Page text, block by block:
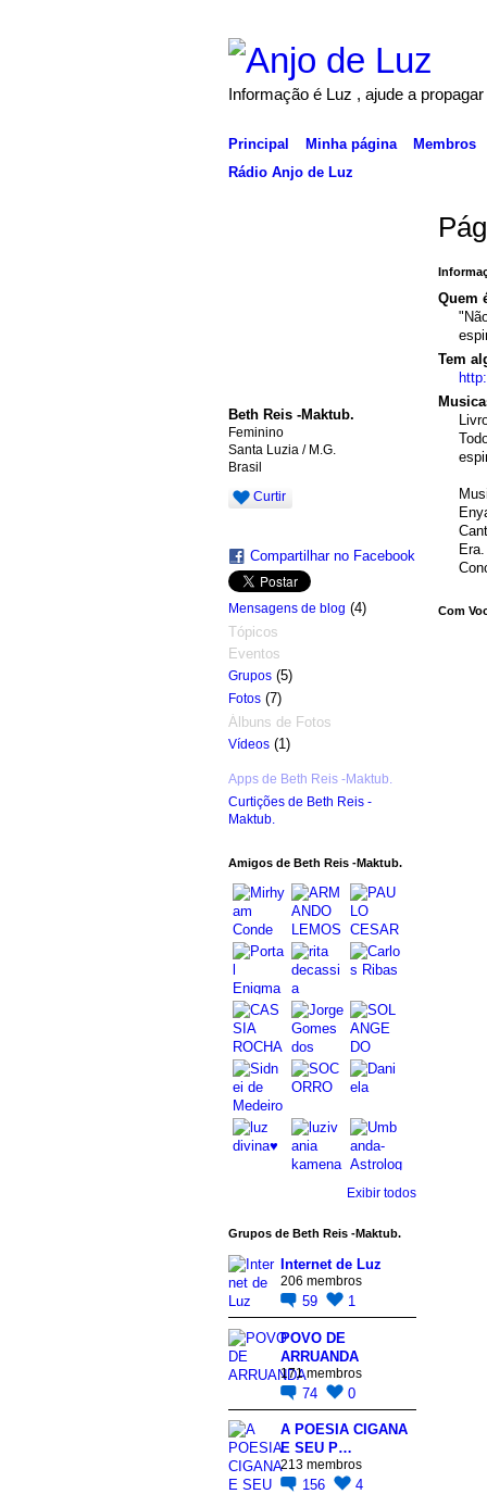
Informação é Luz , ajude a propagar
Principal Minha página
Membros
Rádio Anjo de Luz
Beth Reis -Maktub.
Feminino
Santa Luzia / M.G.
Brasil
Curtir
Compartilhar no Facebook
Mensagens de blog (4)
Tópicos
Eventos
Grupos(5)
Fotos(7)
Álbuns de Fotos
Vídeos(1)
Apps de Beth Reis -Maktub.
Curtições de Beth Reis -
Maktub.
Amigos de Beth Reis -Maktub.
Exibir todos
Grupos de Beth Reis -Maktub.
Internet de Luz
206 membros
59 1
POVO DE
ARRUANDA
171 membros
74 0
A POESIA CIGANA
E SEU P…
213 membros
156 4
Quem
Tem
Era.
Com